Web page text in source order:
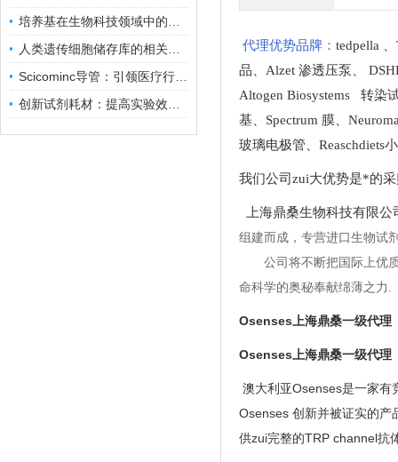
代理优势品牌： tedpella
品
Alzet 渗透压泵
Altogen Biosystems 转染
基
Spectrum 膜
玻璃电极管
Reaschdiets
我们公司zui大优势是*的
上海鼎桑生物科技有限公
组建而成，专营进口生物试
公司将不断把国际上优
命科学的奥秘奉献绵薄之力.
Osenses上海鼎桑一级代理
Osenses上海鼎桑一级代理
澳大利亚Osenses是一家有
Osenses 创新并被证实的产
供zui完整的TRP channel抗